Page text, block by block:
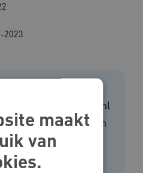
2023
is nog geen
Platform In1school.nl
waarin drie scholen
kan.
maakt
van